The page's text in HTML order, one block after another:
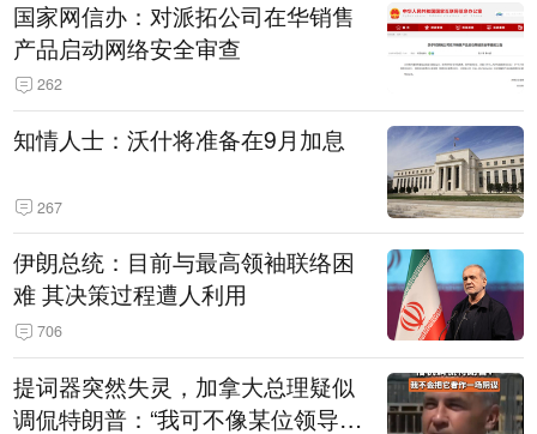
国家网信办：对派拓公司在华销售
产品启动网络安全审查
262
知情人士：沃什将准备在9月加息
267
伊朗总统：目前与最高领袖联络困
难 其决策过程遭人利用
706
提词器突然失灵，加拿大总理疑似
调侃特朗普：“我可不像某位领导